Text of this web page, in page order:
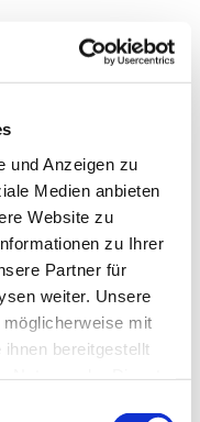
und Anzeigen zu
Medien anbieten
Website zu
zu Ihrer
Partner für
weiter. Unsere
mit
bereitgestellt
auch